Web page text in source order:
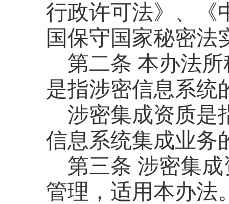
行政许可法》、《
国保守国家秘密法
第二条 本办法
是指涉密信息系统
涉密集成资质是
信息系统集成业务
第三条 涉密集
管理，适用本办法